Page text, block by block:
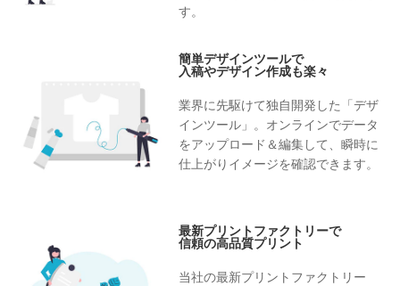
す。
簡単デザインツールで
入稿やデザイン作成も楽々
業界に先駆けて独自開発した「デザ
インツール」。オンラインでデータ
をアップロード＆編集して、瞬時に
仕上がりイメージを確認できます。
最新プリントファクトリーで
信頼の高品質プリント
当社の最新プリントファクトリー